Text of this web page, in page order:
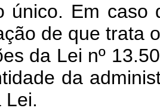
único. Em caso
de que trata
da Lei nº
da
Lei.